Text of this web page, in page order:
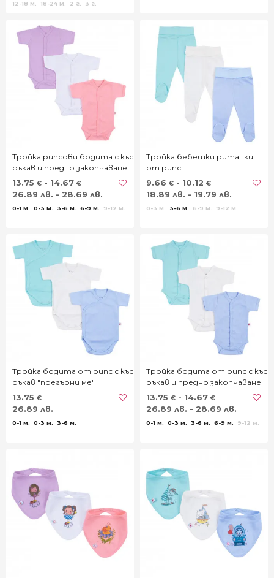
12-18 м. 18-24 м. 2 г. 3 г.
Тройка рипсови бодита с къс
ръкав и предно закопчаване
13.75 € - 14.67 €
26.89 лв. - 28.69 лв.
0-1 м. 0-3 м. 3-6 м. 6-9 м. 9-12 м.
Тройка бебешки ританки
от рипс
9.66 € - 10.12 €
18.89 лв. - 19.79 лв.
0-3 м. 3-6 м. 6-9 м. 9-12 м.
Тройка бодита от рипс с къс
ръкав "прегърни ме"
13.75 €
26.89 лв.
0-1 м. 0-3 м. 3-6 м.
Тройка бодита от рипс с къс
ръкав и предно закопчаване
13.75 € - 14.67 €
26.89 лв. - 28.69 лв.
0-1 м. 0-3 м. 3-6 м. 6-9 м. 9-12 м.